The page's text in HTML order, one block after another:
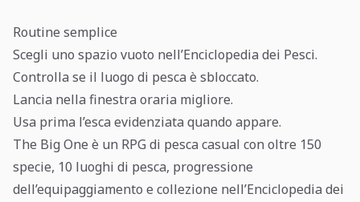
Routine semplice
Scegli uno spazio vuoto nell’Enciclopedia dei Pesci.
Controlla se il luogo di pesca è sbloccato.
Lancia nella finestra oraria migliore.
Usa prima l’esca evidenziata quando appare.
The Big One è un RPG di pesca casual con oltre 150
specie, 10 luoghi di pesca, progressione
dell’equipaggiamento e collezione nell’Enciclopedia dei